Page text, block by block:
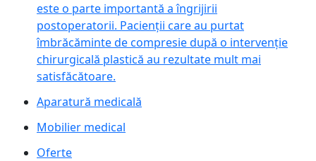
este o parte importantă a îngrijirii
postoperatorii. Pacienții care au purtat
îmbrăcăminte de compresie după o intervenție
chirurgicală plastică au rezultate mult mai
satisfăcătoare.
Aparatură medicală
Mobilier medical
Oferte